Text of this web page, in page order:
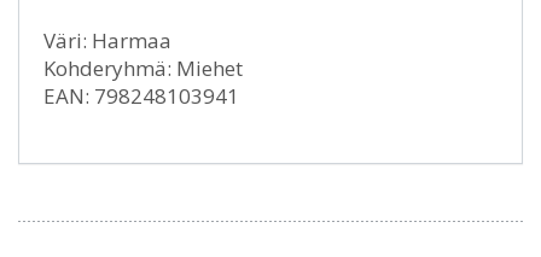
Väri: Harmaa
Kohderyhmä: Miehet
EAN: 798248103941